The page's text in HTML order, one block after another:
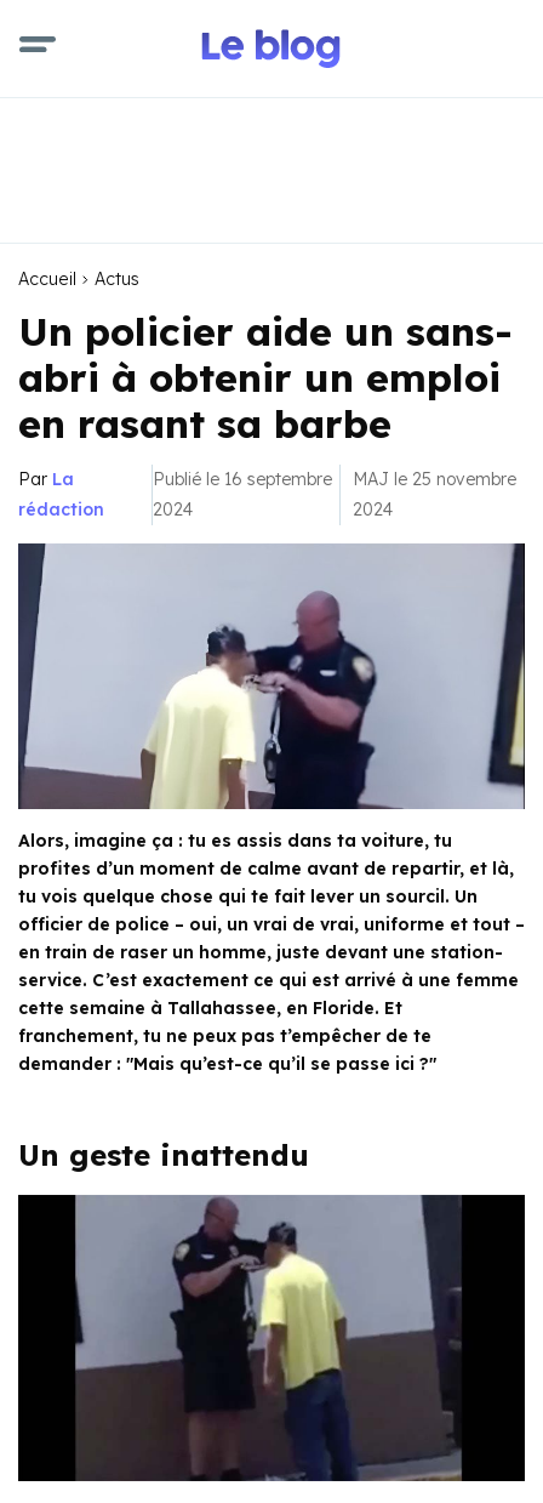
Accueil Actus
Un policier aide un sans-
abri à obtenir un emploi
en rasant sa barbe
Par La
rédaction
Publié le 16 septembre
2024
MAJ le 25 novembre
2024
Alors, imagine ça : tu es assis dans ta voiture, tu
profites d’un moment de calme avant de repartir, et là,
tu vois quelque chose qui te fait lever un sourcil. Un
officier de police – oui, un vrai de vrai, uniforme et tout –
en train de raser un homme, juste devant une station-
service. C’est exactement ce qui est arrivé à une femme
cette semaine à Tallahassee, en Floride. Et
franchement, tu ne peux pas t’empêcher de te
demander : "Mais qu’est-ce qu’il se passe ici ?"
Un geste inattendu